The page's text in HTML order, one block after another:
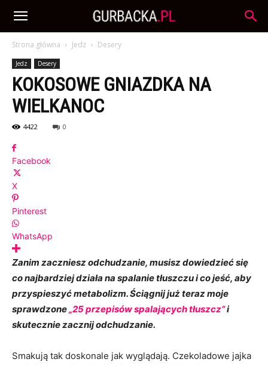
Strona główna Jedz Desery
Jedz Desery
KOKOSOWE GNIAZDKA NA
WIELKANOC
4422 0
Facebook
X
Pinterest
WhatsApp
Zanim zaczniesz odchudzanie, musisz dowiedzieć się
co najbardziej działa na spalanie tłuszczu i co jeść, aby
przyspieszyć metabolizm.Ściągnij już teraz moje
sprawdzone„25 przepisów spalających tłuszcz”i
skutecznie zacznij odchudzanie.
Smakują tak doskonale jak wyglądają. Czekoladowe jajka